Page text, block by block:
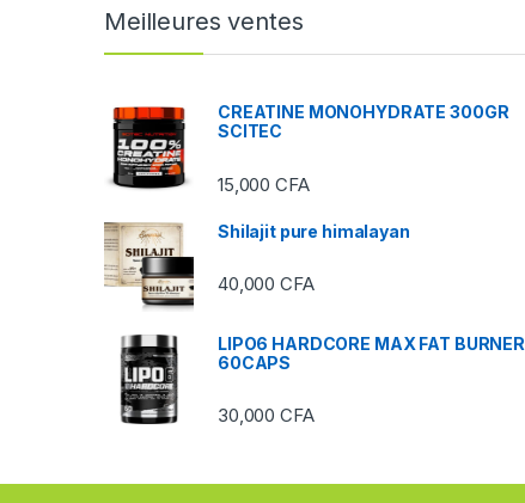
l
Meilleures ventes
CREATINE MONOHYDRATE 300GR
SCITEC
15,000CFA
Shilajit pure himalayan
40,000CFA
LIPO6 HARDCORE MAX FAT BURNER
60CAPS
30,000CFA